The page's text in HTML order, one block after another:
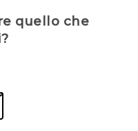
quello che